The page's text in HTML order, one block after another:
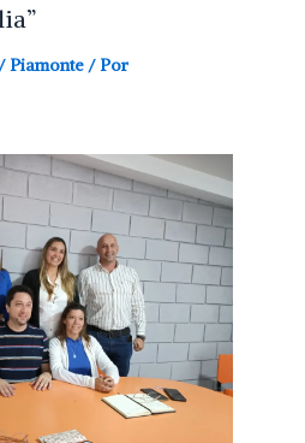
/Piamonte / Por